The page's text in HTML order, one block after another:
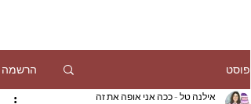
פוסט הרשמה
אילנה טל - ככה אני אופה את זה